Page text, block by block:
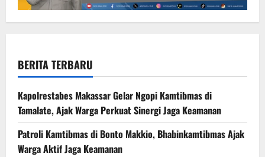
BERITA TERBARU
Kapolrestabes Makassar Gelar Ngopi Kamtibmas di
Tamalate, Ajak Warga Perkuat Sinergi Jaga Keamanan
Patroli Kamtibmas di Bonto Makkio, Bhabinkamtibmas Ajak
Warga Aktif Jaga Keamanan